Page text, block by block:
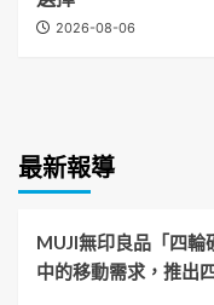
2026-08-06
最新報導
MUJI無印良品「四輪
中的移動需求，推出